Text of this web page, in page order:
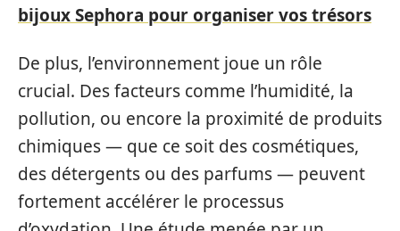
bijoux Sephora pour organiser vos trésors
De plus, l’environnement joue un rôle
crucial. Des facteurs comme l’humidité, la
pollution, ou encore la proximité de produits
chimiques — que ce soit des cosmétiques,
des détergents ou des parfums — peuvent
fortement accélérer le processus